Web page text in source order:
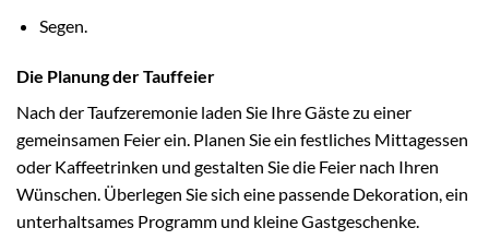
Segen.
Die Planung der Tauffeier
Nach der Taufzeremonie laden Sie Ihre Gäste zu einer
gemeinsamen Feier ein. Planen Sie ein festliches Mittagessen
oder Kaffeetrinken und gestalten Sie die Feier nach Ihren
Wünschen. Überlegen Sie sich eine passende Dekoration, ein
unterhaltsames Programm und kleine Gastgeschenke.